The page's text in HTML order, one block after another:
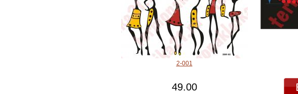
2-001
49.00